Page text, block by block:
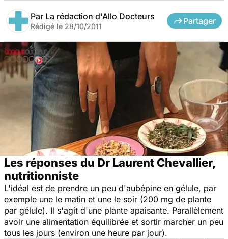
Par La rédaction d'Allo Docteurs
Rédigé le 28/10/2011
Partager
Les réponses du Dr Laurent Chevallier,
nutritionniste
L'idéal est de prendre un peu d'aubépine en gélule, par
exemple une le matin et une le soir (200 mg de plante
par gélule). Il s'agit d'une plante apaisante. Parallèlement
avoir une alimentation équilibrée et sortir marcher un peu
tous les jours (environ une heure par jour).